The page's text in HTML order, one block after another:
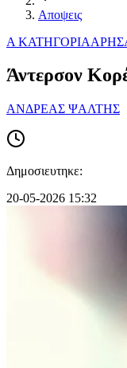
Αποψεις
Α ΚΑΤΗΓΟΡΙΑΑΡΗΣ
Άντερσον
ΑΝΔΡΕΑΣ ΨΑΛΤΗΣ
Δημοσιευτηκε:
20-05-2026 15:32